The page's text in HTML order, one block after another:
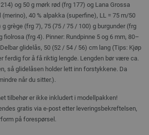
og 50 g mørk rød (frg 177) og Lana Grossa
(merino), 40 % alpakka (superfine), LL = 75 m/50
grège (frg 7), 75 (75 / 75 / 100) g burgunder (frg
fiolrosa (frg 4). Pinner: Rundpinne 5 og 6 mm, 80–
glidelås, 50 (52 / 54 / 56) cm lang (Tips: Kjøp
ferdig for å få riktig lengde. Lengden bør være ca.
så glidelåsen holder lett inn forstykkene. Da
når du sitter.).
tilbehør er ikke inkludert i modellpakken!
gratis via e-post etter leveringsbekreftelsen,
på forespørsel.